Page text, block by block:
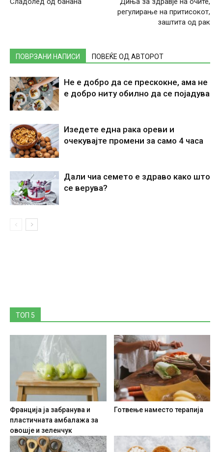
регулирање на притисокот,
заштита од рак
ПОВРЗАНИ НАПИСИ ПОВЕЌЕ ОД АВТОРОТ
Не е добро да се прескокне, ама не
е добро ниту обилно да се појадува
Изедете една рака ореви и
очекувајте промени за само 4 часа
Дали чиа семето е здраво како што
се верува?
ТОП 5
Франција ја забранува и
пластичната амбалажа за
овошје и зеленчук
Готвење наместо терапија